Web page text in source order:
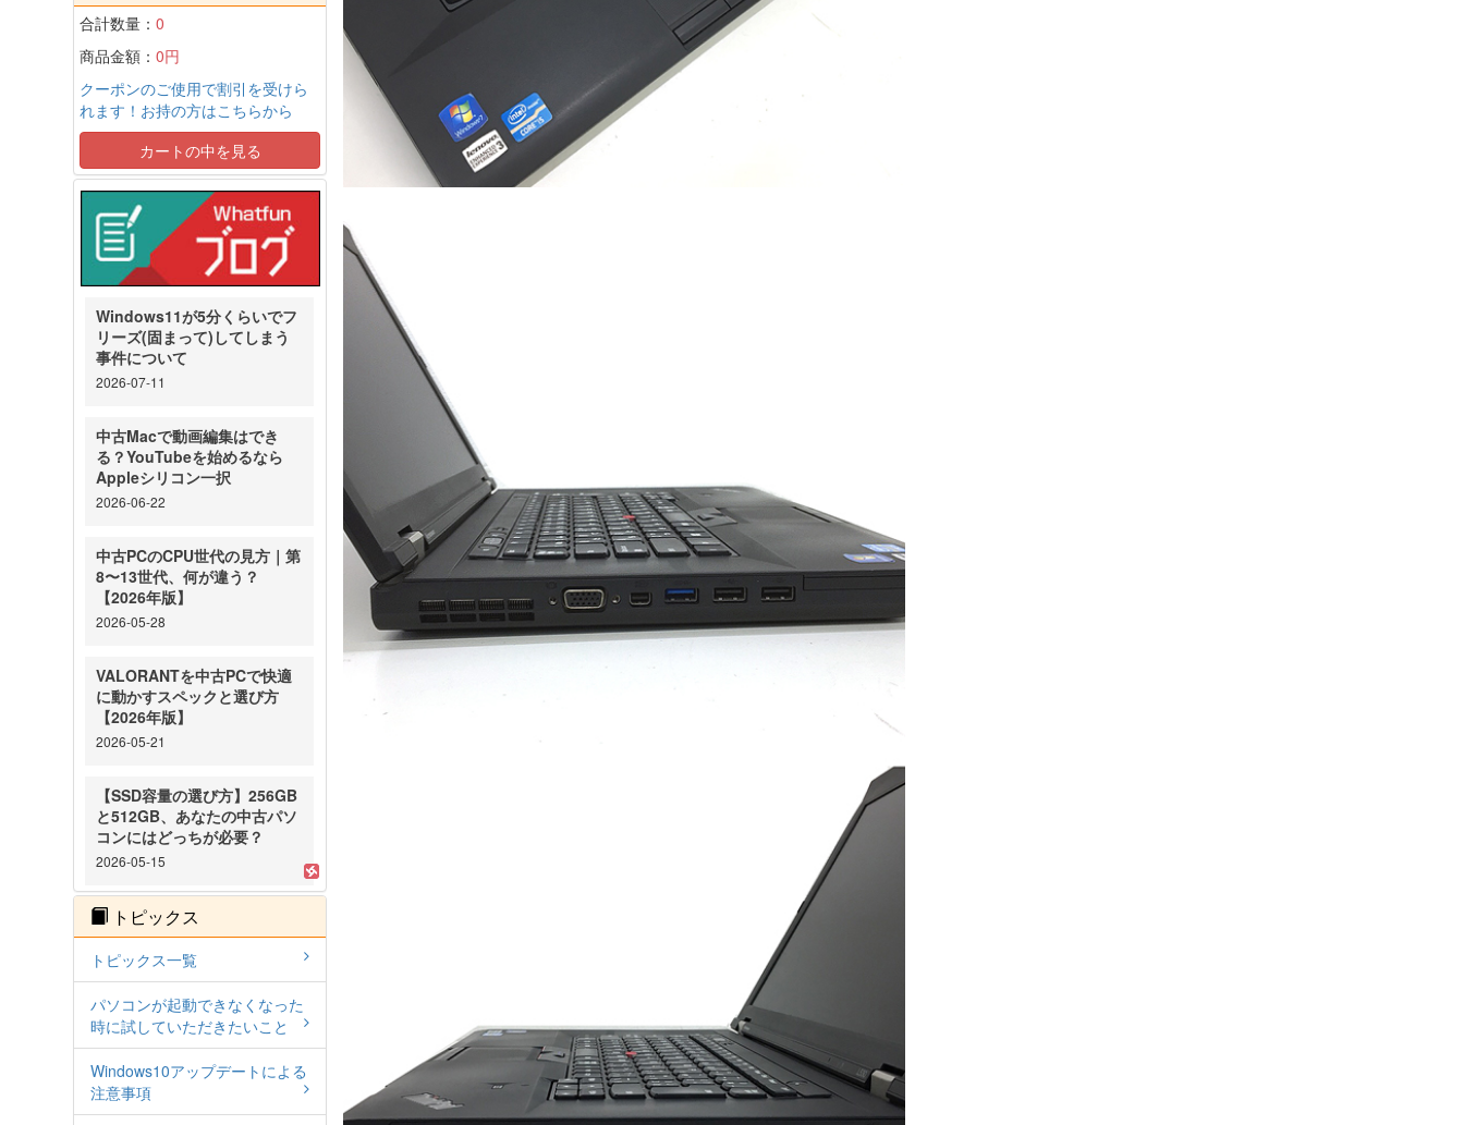
合計数量： 0
商品金額： 0円
クーポンのご使用で割引を受けら
れます！お持の方はこちらから
カートの中を見る
Windows11が5分くらいでフ
リーズ(固まって)してしまう
事件について
2026-07-11
中古Macで動画編集はでき
る？YouTubeを始めるなら
Appleシリコン一択
2026-06-22
中古PCのCPU世代の見方｜第
8〜13世代、何が違う？
【2026年版】
2026-05-28
VALORANTを中古PCで快適
に動かすスペックと選び方
【2026年版】
2026-05-21
【SSD容量の選び方】256GB
と512GB、あなたの中古パソ
コンにはどっちが必要？
2026-05-15
トピックス
トピックス一覧
パソコンが起動できなくなった
時に試していただきたいこと
Windows10アップデートによる
注意事項